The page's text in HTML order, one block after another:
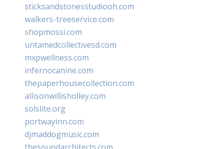
sticksandstonesstudiooh.com
walkers-treeservice.com
shopmossi.com
untamedcollectivesd.com
mxpwellness.com
infernocanine.com
thepaperhousecollection.com
allisonwillisholley.com
solslite.org
portwayinn.com
djmaddogmusic.com